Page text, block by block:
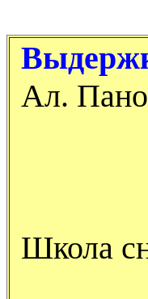
Ал.
Школа